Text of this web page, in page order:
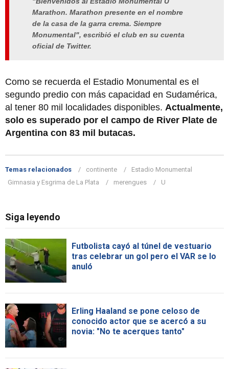
Marathon. Marathon presente en el nombre
de la casa de la garra crema. Siempre
Monumental", escribió el club en su cuenta
oficial de Twitter.
Como se recuerda el Estadio Monumental es el
segundo predio con más capacidad en Sudamérica,
al tener 80 mil localidades disponibles. Actualmente,
solo es superado por el campo de River Plate de
Argentina con 83 mil butacas.
Temas relacionados continente
Estadio Monumental
Gimnasia y Esgrima de La Plata
merengues U
Siga leyendo
Futbolista cayó al túnel de vestuario
tras celebrar un gol pero el VAR se lo
anuló
Erling Haaland se pone celoso de
conocido actor que se acercó a su
novia: "No te acerques tanto"